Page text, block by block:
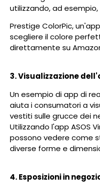
utilizzando, ad esempio,
Prestige ColorPic,
scegliere il colore
direttamente su
3. Visualizzazione
Un esempio di app di
aiuta i consumatori a
vestiti sulle grucce dei
Utilizzando l'app ASOS
possono vedere come
diverse forme e
4. Esposizioni in